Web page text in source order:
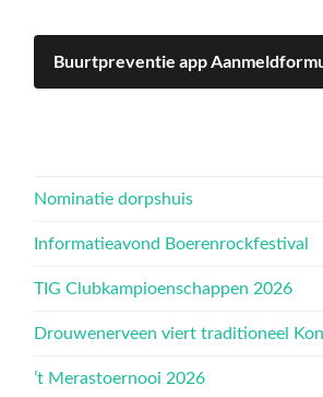
Buurtpreventie app
Nominatie dorpshuis
Informatieavond Boerenrockfestival
TIG Clubkampioenschappen 2026
Drouwenerveen viert traditioneel
’t Merastoernooi 2026